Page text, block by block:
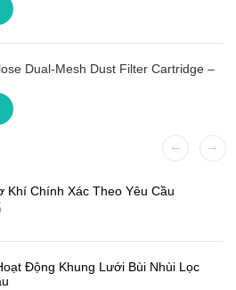
Dual-Mesh Dust Filter Cartridge –
Khí Chính Xác Theo Yêu Cầu
Động Khung Lưới Bùi Nhùi Lọc